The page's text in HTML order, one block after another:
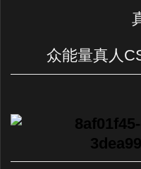
众能量真人